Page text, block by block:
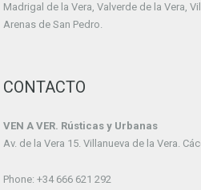
Madrigal de la Vera, Valverde de la Vera,
Arenas de San Pedro.
CONTACTO
VEN A VER. Rústicas y Urbanas
Av. de la Vera 15. Villanueva de la Vera.
Phone: +34 666 621 292